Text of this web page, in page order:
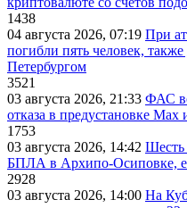
1438
04 августа 2026, 07:19 При
погибли пять человек,
Петербургом
3521
03 августа 2026, 21:33 ФАС
отказа в предустановке Max
1753
03 августа 2026, 14:42 Шесть
БПЛА в Архипо-Осиповке,
2928
03 августа 2026, 14:00 На